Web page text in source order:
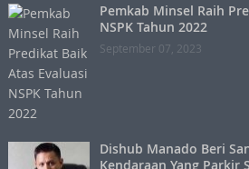
Pemkab Minsel Raih
NSPK Tahun 2022
September 07, 2023
Dishub Manado Beri
Kendaraan Yang Parkir